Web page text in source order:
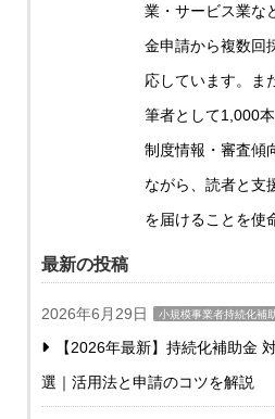
業・サービス業な
金申請から複数回
応しています。ま
筆者として1,000
制度情報・審査傾
ながら、読者と支
を届けることを使
最新の投稿
2026年6月29日 小規模事業者持続化補
【2026年最新】持続化補助金
選｜活用法と申請のコツを解説